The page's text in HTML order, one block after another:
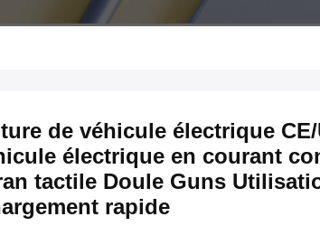
de véhicule électrique
électrique en courant
tactile Doule Guns
rapide